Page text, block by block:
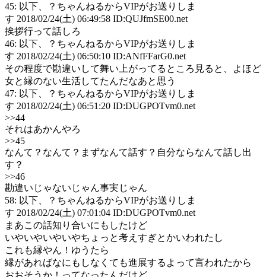
45: 以下、？ちゃんねるからVIPがお送りしま
す 2018/02/24(土) 06:49:58 ID:QUJfmSE00.net
挨拶行って話しろ
46: 以下、？ちゃんねるからVIPがお送りしま
す 2018/02/24(土) 06:50:10 ID:ANfFFarG0.net
その程度で勘違いして舞い上がってるところ見ると、よほど
女と縁のない生活してたんだなあと思う
47: 以下、？ちゃんねるからVIPがお送りしま
す 2018/02/24(土) 06:51:20 ID:DUGPOTvm0.net
>>44
それはあかんやろ
>>45
なんて？なんて？まずなんて話す？自分ならなんて話し出
す？
>>46
勘違いじゃないじゃん事実じゃん
58: 以下、？ちゃんねるからVIPがお送りしま
す 2018/02/24(土) 07:01:04 ID:DUGPOTvm0.net
まあこの話知り合いにもしたけど
いやいやいやいやちょっと考えすぎとかいわれたし
これも縁やん！ゆうたら
縁があればなにもしなくても進展するよって言われたから